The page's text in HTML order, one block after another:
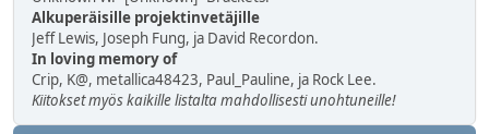
Alkuperäisille projektinvetäjille
Jeff Lewis, Joseph Fung, ja David Recordon.
In loving memory of
Crip, K@, metallica48423, Paul_Pauline, ja Rock Lee.
Kiitokset myös kaikille listalta mahdollisesti unohtuneille!